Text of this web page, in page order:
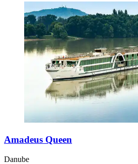
Amadeus Queen
Danube